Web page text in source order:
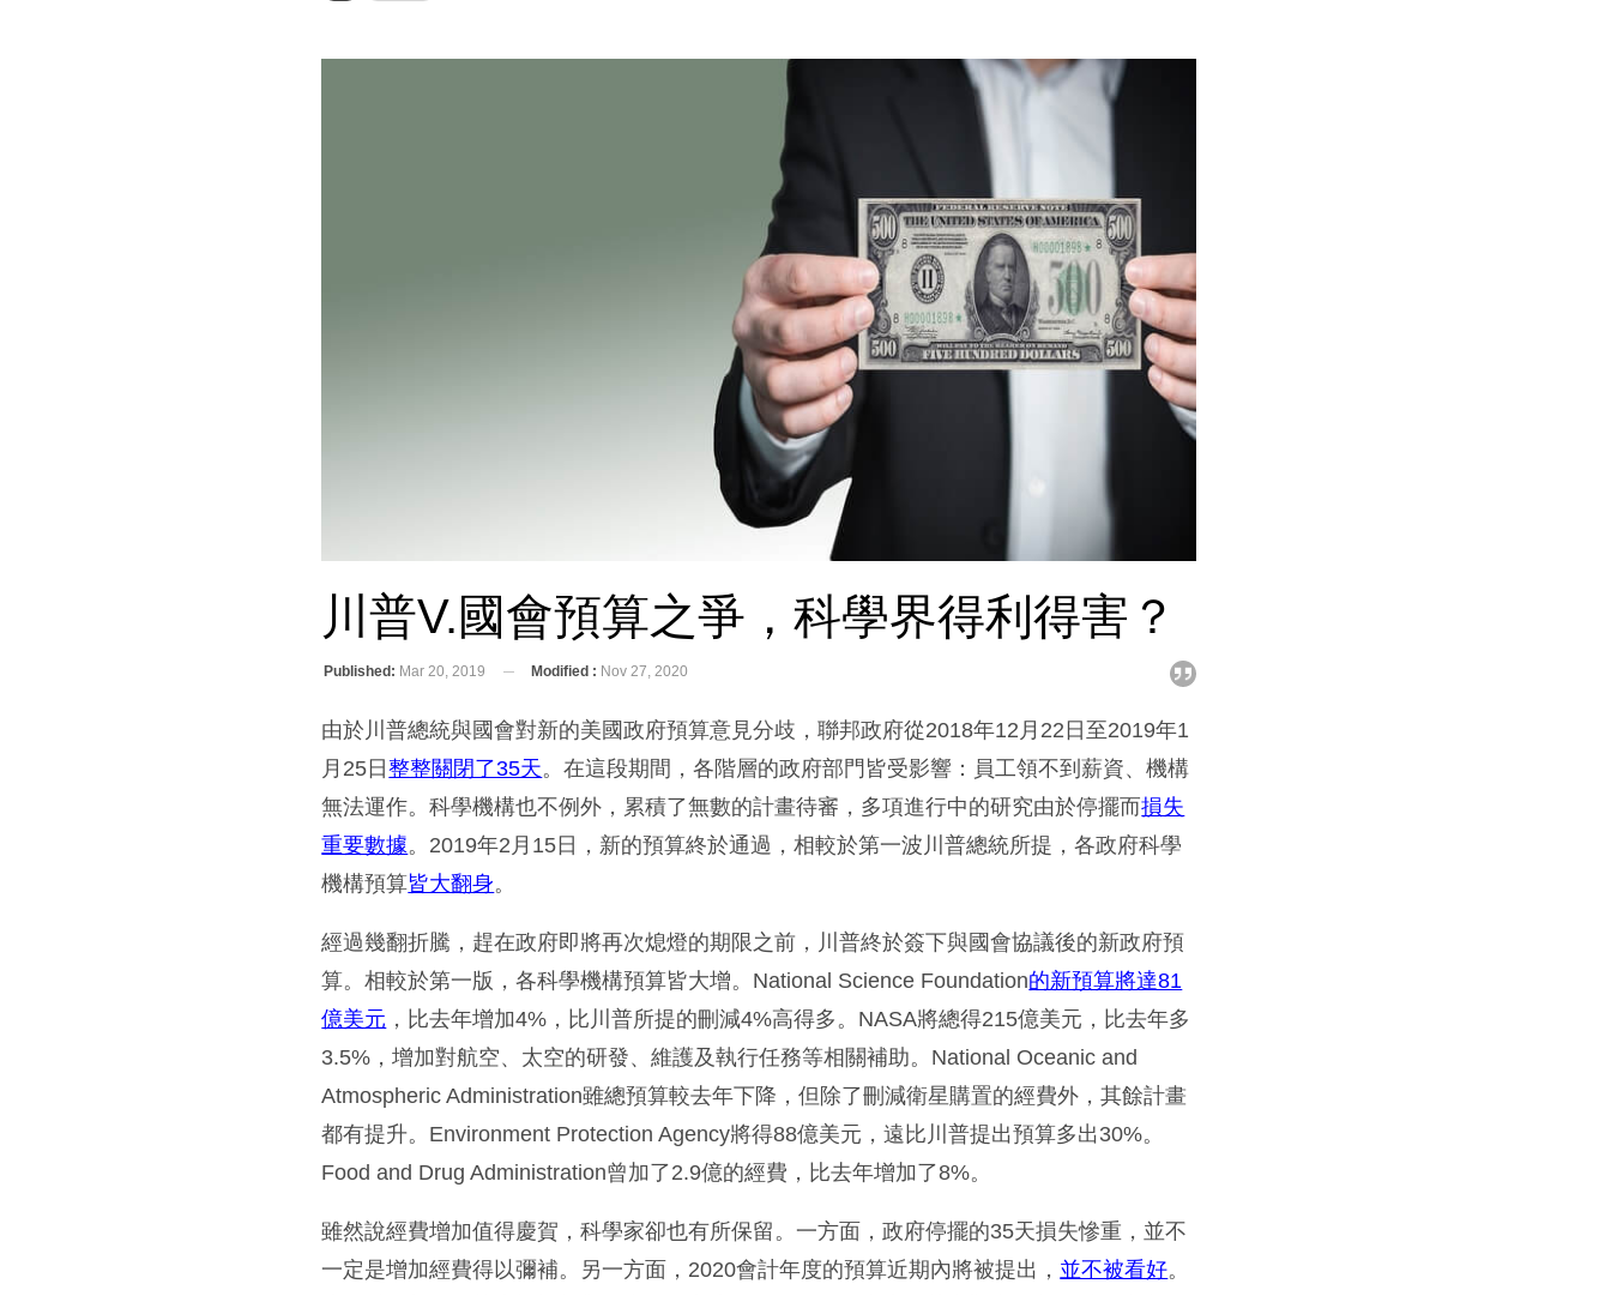
川普v.國會預算之爭，科學界得利得害？
Published: Mar 20, 2019 Modified : Nov 27, 2020
由於川普總統與國會對新的美國政府預算意見分歧，聯邦政府從2018年12月22日至2019年1
月25日整整關閉了35天。在這段期間，各階層的政府部門皆受影響：員工領不到薪資、機構
無法運作。科學機構也不例外，累積了無數的計畫待審，多項進行中的研究由於停擺而損失
重要數據。2019年2月15日，新的預算終於通過，相較於第一波川普總統所提，各政府科學
機構預算皆大翻身。
經過幾翻折騰，趕在政府即將再次熄燈的期限之前，川普終於簽下與國會協議後的新政府預
算。相較於第一版，各科學機構預算皆大增。National Science Foundation的新預算將達81
億美元 ，比去年增加4%，比川普所提的刪減4%高得多。NASA將總得215億美元，比去年多
3.5%，增加對航空、太空的研發、維護及執行任務等相關補助。National Oceanic and
Atmospheric Administration雖總預算較去年下降，但除了刪減衛星購置的經費外，其餘計畫
都有提升。Environment Protection Agency將得88億美元，遠比川普提出預算多出30%。
Food and Drug Administration曾加了2.9億的經費，比去年增加了8%。
雖然說經費增加值得慶賀，科學家卻也有所保留。一方面，政府停擺的35天損失慘重，並不
一定是增加經費得以彌補。另一方面，2020會計年度的預算近期內將被提出， 並不被看好。